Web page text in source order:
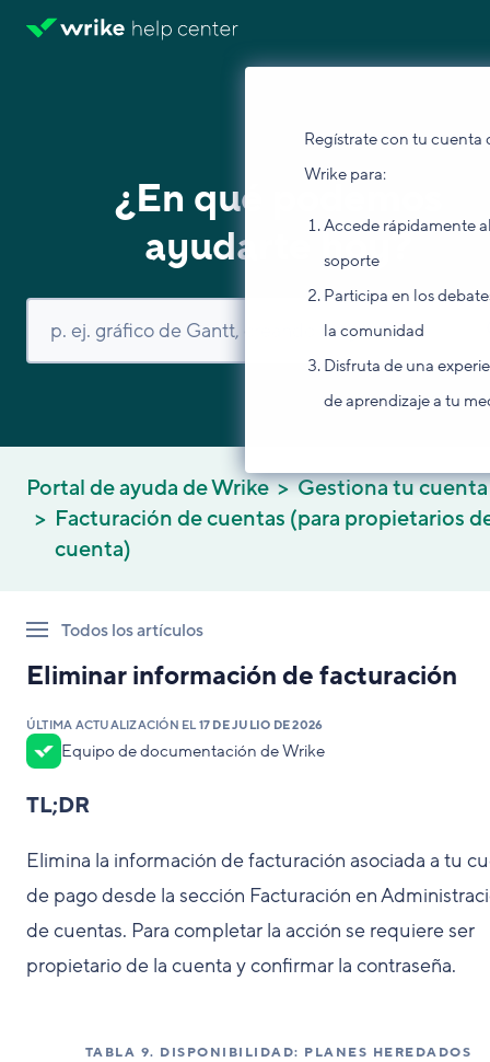
Regístrate con tu cuenta
Wrike para:
Accede rápidamente
soporte
Participa en los
la comunidad
Disfruta de una
de aprendizaje a tu
¿En qué podemos
ayudarte hoy?
Portal de ayuda de Wrike
Gestiona tu cuenta
Facturación de cuentas (para propietarios
cuenta)
Todos los artículos
Eliminar información de facturación
ÚLTIMA ACTUALIZACIÓN EL 17 DE JULIO DE 2026
Equipo de documentación de Wrike
TL;DR
Elimina la información de facturación asociada a tu
de pago desde la sección Facturación en
de cuentas. Para completar la acción se requiere ser
propietario de la cuenta y confirmar la contraseña.
TABLA 9. DISPONIBILIDAD: PLANES HEREDADOS